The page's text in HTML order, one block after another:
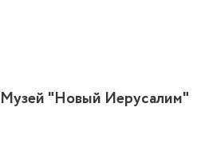
Музей "Новый Иерусалим"